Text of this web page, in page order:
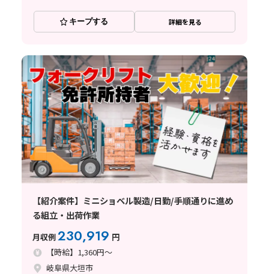
キープする 詳細を見る
【紹介案件】ミニショベル製造/日勤/手順通りに進め
る組立・出荷作業
月収例230,919 円
【時給】1,360円～
岐阜県大垣市